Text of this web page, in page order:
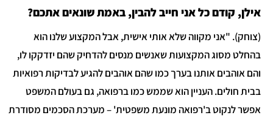
קודם כל אני חייב להבין, באמת שונאים אתכם?
"אני מקווה שלא אותי אישית, אבל המקצוע שלנו הוא
מסוג המקצועות שאנשים מנסים להדחיק שהם יזדקקו לו,
אוהבים אותנו בערך כמו שהם אוהבים להגיע לבדיקות רפואיות
חולים. העניין הוא שממש כמו ברפואה, גם בעולם המשפט
לנקוט ב'רפואה מונעת משפטית' – מערכת הסכמים מסודרת